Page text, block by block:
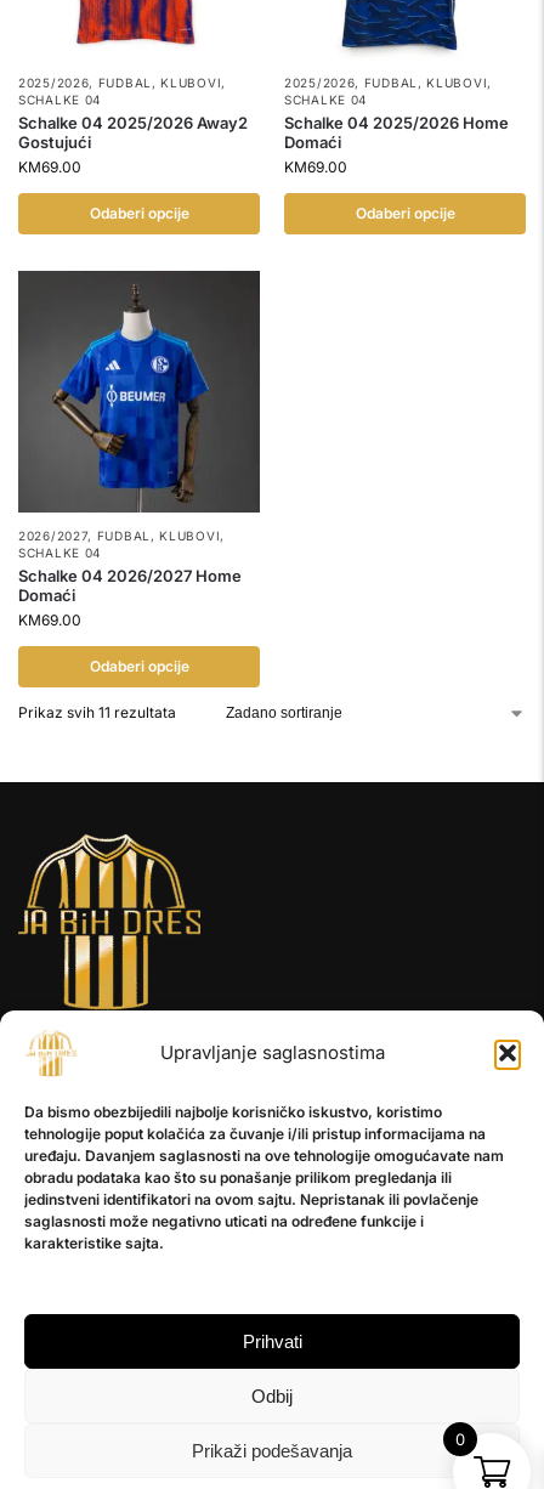
Upravljanje saglasnostima
Da bismo obezbijedili najbolje korisničko iskustvo, koristimo
tehnologije poput kolačića za čuvanje i/ili pristup informacijama na
uređaju. Davanjem saglasnosti na ove tehnologije omogućavate nam
obradu podataka kao što su ponašanje prilikom pregledanja ili
jedinstveni identifikatori na ovom sajtu. Nepristanak ili povlačenje
saglasnosti može negativno uticati na određene funkcije i
karakteristike sajta.
Prihvati
Odbij
Prikaži podešavanja
2025/2026, FUDBAL ,KLUBOVI,
SCHALKE 04
Schalke 04 2025/2026 Away2
Gostujući
KM69.00
Odaberi opcije
2025/2026, FUDBAL ,KLUBOVI,
SCHALKE 04
Schalke 04 2025/2026 Home
Domaći
KM69.00
Odaberi opcije
2026/2027, FUDBAL ,KLUBOVI,
SCHALKE 04
Schalke 04 2026/2027 Home
Domaći
KM69.00
Odaberi opcije
Prikaz svih 11 rezultata
INFORMACIJE
Kontakt
POMOĆ
Česta pitanja
PRATITE NAS
Instagram
0